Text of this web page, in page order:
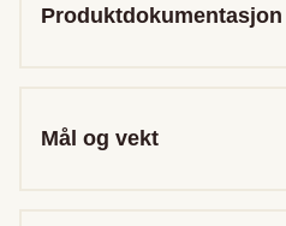
Produktdokumentasjon
Mål og vekt